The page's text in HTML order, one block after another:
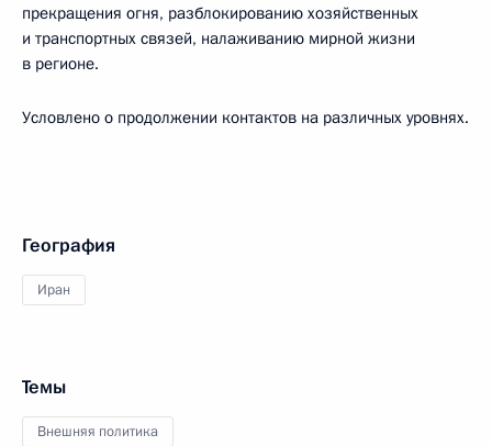
прекращения огня, разблокированию хозяйственных
и транспортных связей, налаживанию мирной жизни
в регионе.
Условлено о продолжении контактов на различных уровнях.
География
Иран
Темы
Внешняя политика